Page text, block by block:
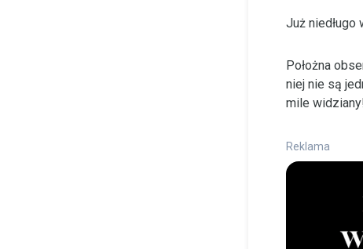
Już
Położna
niej nie są
mile
Reklama